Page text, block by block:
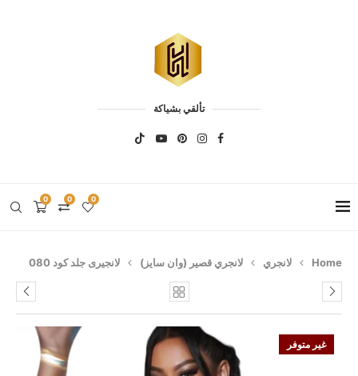
تألقي بشياكة
0 0 0
Home لانجري لانجري قصير (وان سايز) لانجيرى جلد كود 080
غير متوفر